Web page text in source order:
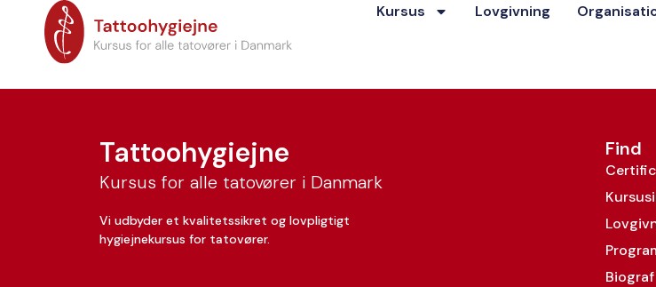
Kursus Lovgivning
Jeppe Simonsen
Tattoohygiejne
Kursus for alle tatovører i Danmark
Vi udbyder et kvalitetssikret og lovpligtigt
hygiejnekursus for tatovører.
Find
Biograf